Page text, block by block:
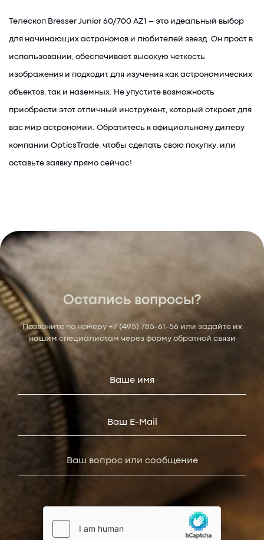
Телескоп Bresser Junior 60/700 AZ1 – это идеальный выбор
для начинающих астрономов и любителей звезд. Он прост в
использовании, обеспечивает высокую четкость
изображения и подходит для изучения как астрономических
объектов, так и наземных. Не упустите возможность
приобрести этот отличный инструмент, который откроет для
вас мир астрономии. Обратитесь к официальному дилеру
компании OpticsTrade, чтобы сделать свою покупку, или
оставьте заявку прямо сейчас!
Остались вопросы?
Позвоните по номеру +7 (495) 785-61-56 или задайте их
нашим специалистам через форму обратной связи